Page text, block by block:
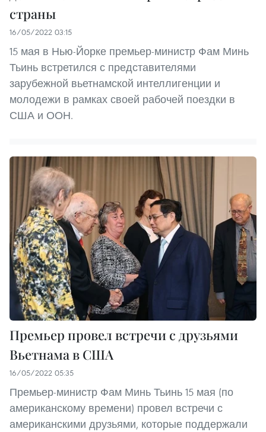
страны
16/05/2022 03:15
15 мая в Нью-Йорке премьер-министр Фам Минь
Тьинь встретился с представителями
зарубежной вьетнамской интеллигенции и
молодежи в рамках своей рабочей поездки в
США и ООН.
Премьер провел встречи с друзьями
Вьетнама в США
16/05/2022 05:35
Премьер-министр Фам Минь Тьинь 15 мая (по
американскому времени) провел встречи с
американскими друзьями, которые поддержали